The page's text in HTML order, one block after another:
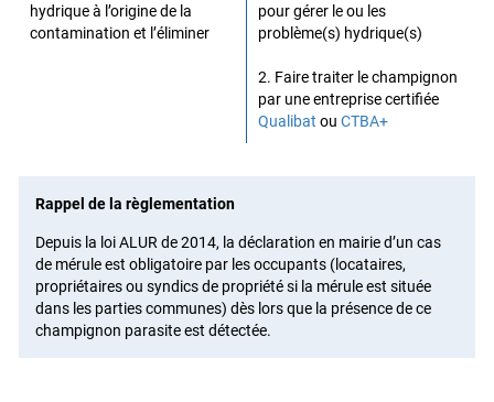
hydrique à l’origine de la
contamination et l’éliminer
pour gérer le ou les
problème(s) hydrique(s)
2. Faire traiter le champignon
par une entreprise certifiée
Qualibat ou CTBA+
Rappel de la règlementation
Depuis la loi ALUR de 2014, la déclaration en mairie d’un cas
de mérule est obligatoire par les occupants (locataires,
propriétaires ou syndics de propriété si la mérule est située
dans les parties communes) dès lors que la présence de ce
champignon parasite est détectée.